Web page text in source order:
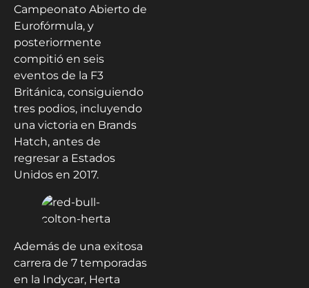
Campeonato Abierto de
Eurofórmula, y
posteriormente
compitió en seis
eventos de la F3
Británica, consiguiendo
tres podios, incluyendo
una victoria en Brands
Hatch, antes de
regresar a Estados
Unidos en 2017.
Además de una exitosa
carrera de 7 temporadas
en la Indycar, Herta